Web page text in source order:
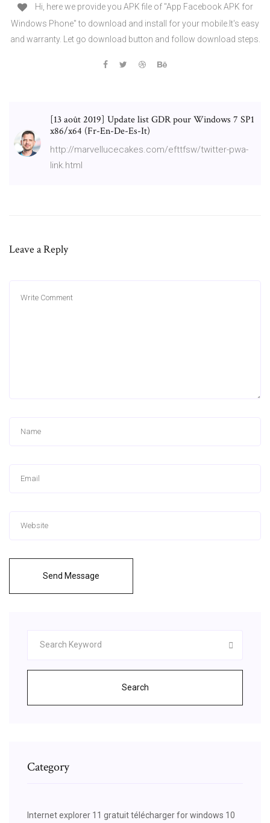
Hi, here we provide you APK file of "App Facebook APK for
Windows Phone" to download and install for your mobile.It's easy
and warranty. Let go download button and follow download steps.
[13 août 2019] Update list GDR pour Windows 7 SP1
x86/x64 (Fr-En-De-Es-It)
http://marvellucecakes.com/efttfsw/twitter-pwa-
link.html
Leave a Reply
Send Message
Search
Category
Internet explorer 11 gratuit télécharger for windows 10